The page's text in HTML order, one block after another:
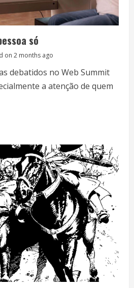
só
on 2 months ago
debatidos no Web Summit
a atenção de quem